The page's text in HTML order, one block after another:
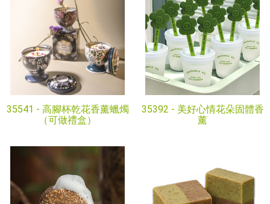
35541 - 高腳杯乾花香薰蠟燭
（可做禮盒）
35392 - 美好心情花朵固體香
薰